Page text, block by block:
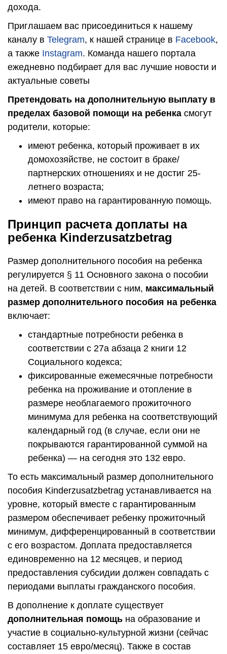
дохода.
Приглашаем вас присоединиться к нашему
каналу в Telegram, к нашей странице в Facebook,
а также Instagram. Команда нашего портала
ежедневно подбирает для вас лучшие новости и
актуальные советы
Претендовать на дополнительную выплату в
пределах базовой помощи на ребенка смогут
родители, которые:
имеют ребенка, который проживает в их
домохозяйстве, не состоит в браке/
партнерских отношениях и не достиг 25-
летнего возраста;
имеют право на гарантированную помощь.
Принцип расчета доплаты на
ребенка Kinderzusatzbetrag
Размер дополнительного пособия на ребенка
регулируется § 11 Основного закона о пособии
на детей. В соответствии с ним, максимальный
размер дополнительного пособия на ребенка
включает:
стандартные потребности ребенка в
соответствии с 27а абзаца 2 книги 12
Социального кодекса;
фиксированные ежемесячные потребности
ребенка на проживание и отопление в
размере необлагаемого прожиточного
минимума для ребенка на соответствующий
календарный год (в случае, если они не
покрываются гарантированной суммой на
ребенка) — на сегодня это 132 евро.
То есть максимальный размер дополнительного
пособия Kinderzusatzbetrag устанавливается на
уровне, который вместе с гарантированным
размером обеспечивает ребенку прожиточный
минимум, дифференцированный в соответствии
с его возрастом. Доплата предоставляется
единовременно на 12 месяцев, и период
предоставления субсидии должен совпадать с
периодами выплаты гражданского пособия.
В дополнение к доплате существует
дополнительная помощь на образование и
участие в социально-культурной жизни (сейчас
составляет 15 евро/месяц). Также в состав